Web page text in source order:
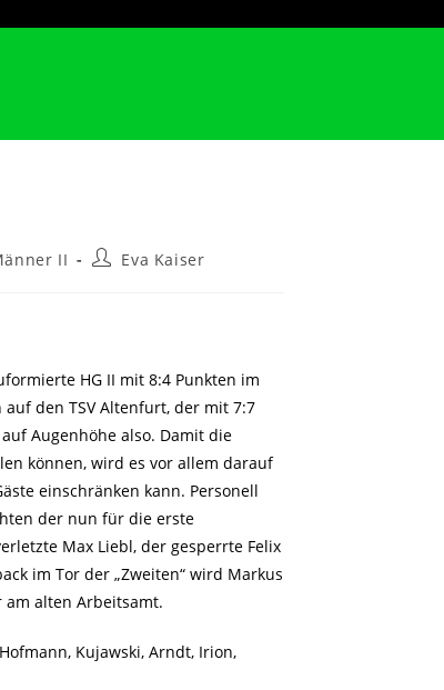
II
Beitrags-
Eva Kaiser
HG II mit 8:4 Punkten im
den TSV Altenfurt, der mit 7:7
Augenhöhe also. Damit die
können, wird es vor allem darauf
einschränken kann. Personell
der nun für die erste
Max Liebl, der gesperrte Felix
im Tor der „Zweiten“ wird Markus
am alten Arbeitsamt.
Kujawski, Arndt, Irion,